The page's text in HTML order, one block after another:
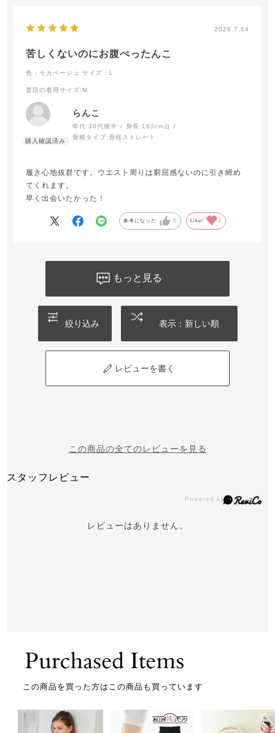
2026.7.14
苦しくないのにお腹ぺったんこ
色：モカベージュ サイズ：L
普段の着用サイズ:M
らんこ
年代:30代後半 身長: 160cm台
骨格タイプ:骨格ストレート
履き心地抜群です。ウエスト周りは窮屈感ないのに引き締め
てくれます。
早く出会いたかった！
参考になった 0 Like! 1
もっと見る
絞り込み 表示：新しい順
レビューを書く
この商品の全てのレビューを見る
スタッフレビュー
レビューはありません。
この商品を買った方はこの商品も買っています